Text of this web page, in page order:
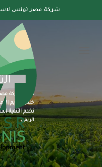
شركة مصر تونس
تقوم شركة
خلال تقديم
تخدم التنمية
الريفي.